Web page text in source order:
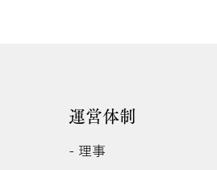
運営体制
- 理事